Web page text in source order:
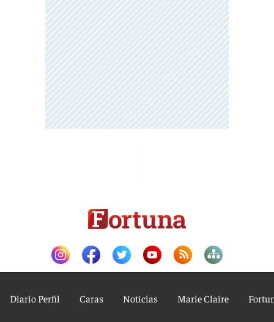
Diario Perfil Caras Noticias Marie Claire